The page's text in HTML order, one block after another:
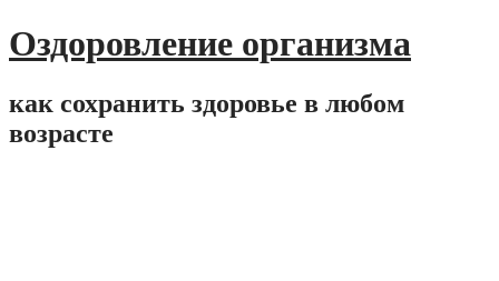
Оздоровление организма
как сохранить здоровье в любом
возрасте